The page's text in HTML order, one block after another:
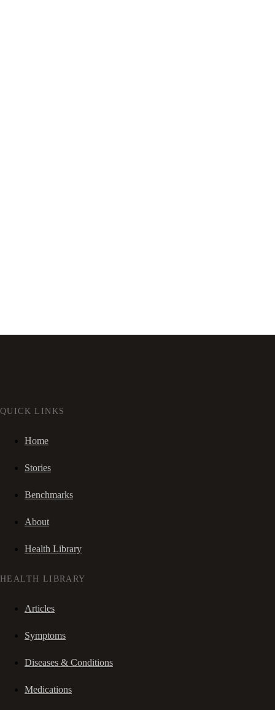
QUICK LINKS
Home
Stories
Benchmarks
About
Health Library
HEALTH LIBRARY
Articles
Symptoms
Diseases & Conditions
Medications